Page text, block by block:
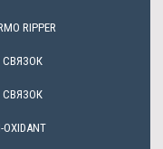
RIPPER
OXIDANT